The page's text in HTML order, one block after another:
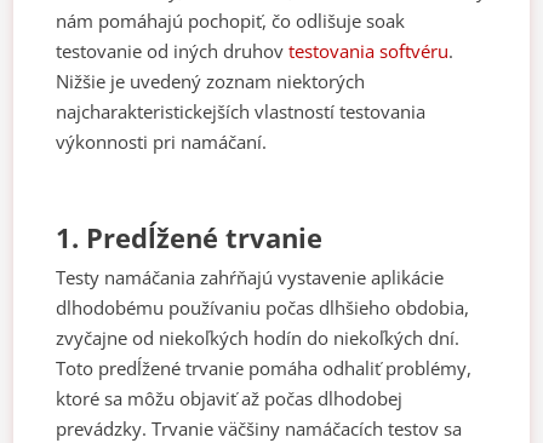
nám pomáhajú pochopiť, čo odlišuje soak
testovanie od iných druhovtestovania softvéru.
Nižšie je uvedený zoznam niektorých
najcharakteristickejších vlastností testovania
výkonnosti pri namáčaní.
1. Predĺžené trvanie
Testy namáčania zahŕňajú vystavenie aplikácie
dlhodobému používaniu počas dlhšieho obdobia,
zvyčajne od niekoľkých hodín do niekoľkých dní.
Toto predĺžené trvanie pomáha odhaliť problémy,
ktoré sa môžu objaviť až počas dlhodobej
prevádzky. Trvanie väčšiny namáčacích testov sa